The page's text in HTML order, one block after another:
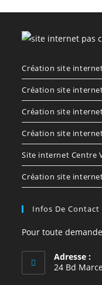
Création site
Création site
Création site
Création site
Site internet Centre
Création site
Infos De Contact
Pour toute
Adresse :
24 Bd